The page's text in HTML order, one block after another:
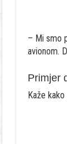
– Mi smo
avionom.
Primjer
Kaže